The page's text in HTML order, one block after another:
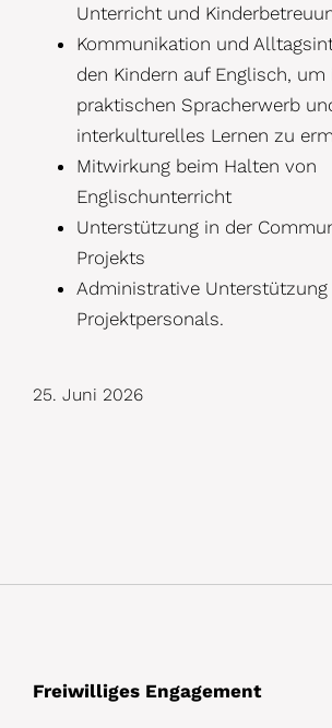
Unterricht und
Kommunikation und
den Kindern auf Englisch, um
praktischen Spracherwerb
interkulturelles Lernen zu
Mitwirkung beim Halten von
Englischunterricht
Unterstützung in der
Projekts
Administrative Unterstützung
Projektpersonals.
25. Juni 2026
Freiwilliges Engagement